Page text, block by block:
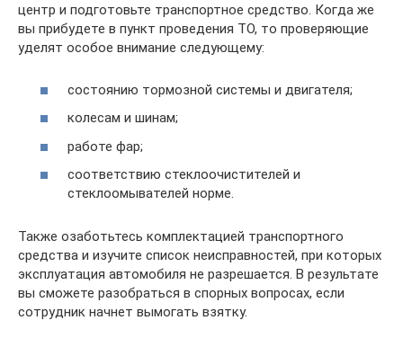
центр и подготовьте транспортное средство. Когда же
вы прибудете в пункт проведения ТО, то проверяющие
уделят особое внимание следующему:
состоянию тормозной системы и двигателя;
колесам и шинам;
работе фар;
соответствию стеклоочистителей и
стеклоомывателей норме.
Также озаботьтесь комплектацией транспортного
средства и изучите список неисправностей, при которых
эксплуатация автомобиля не разрешается. В результате
вы сможете разобраться в спорных вопросах, если
сотрудник начнет вымогать взятку.